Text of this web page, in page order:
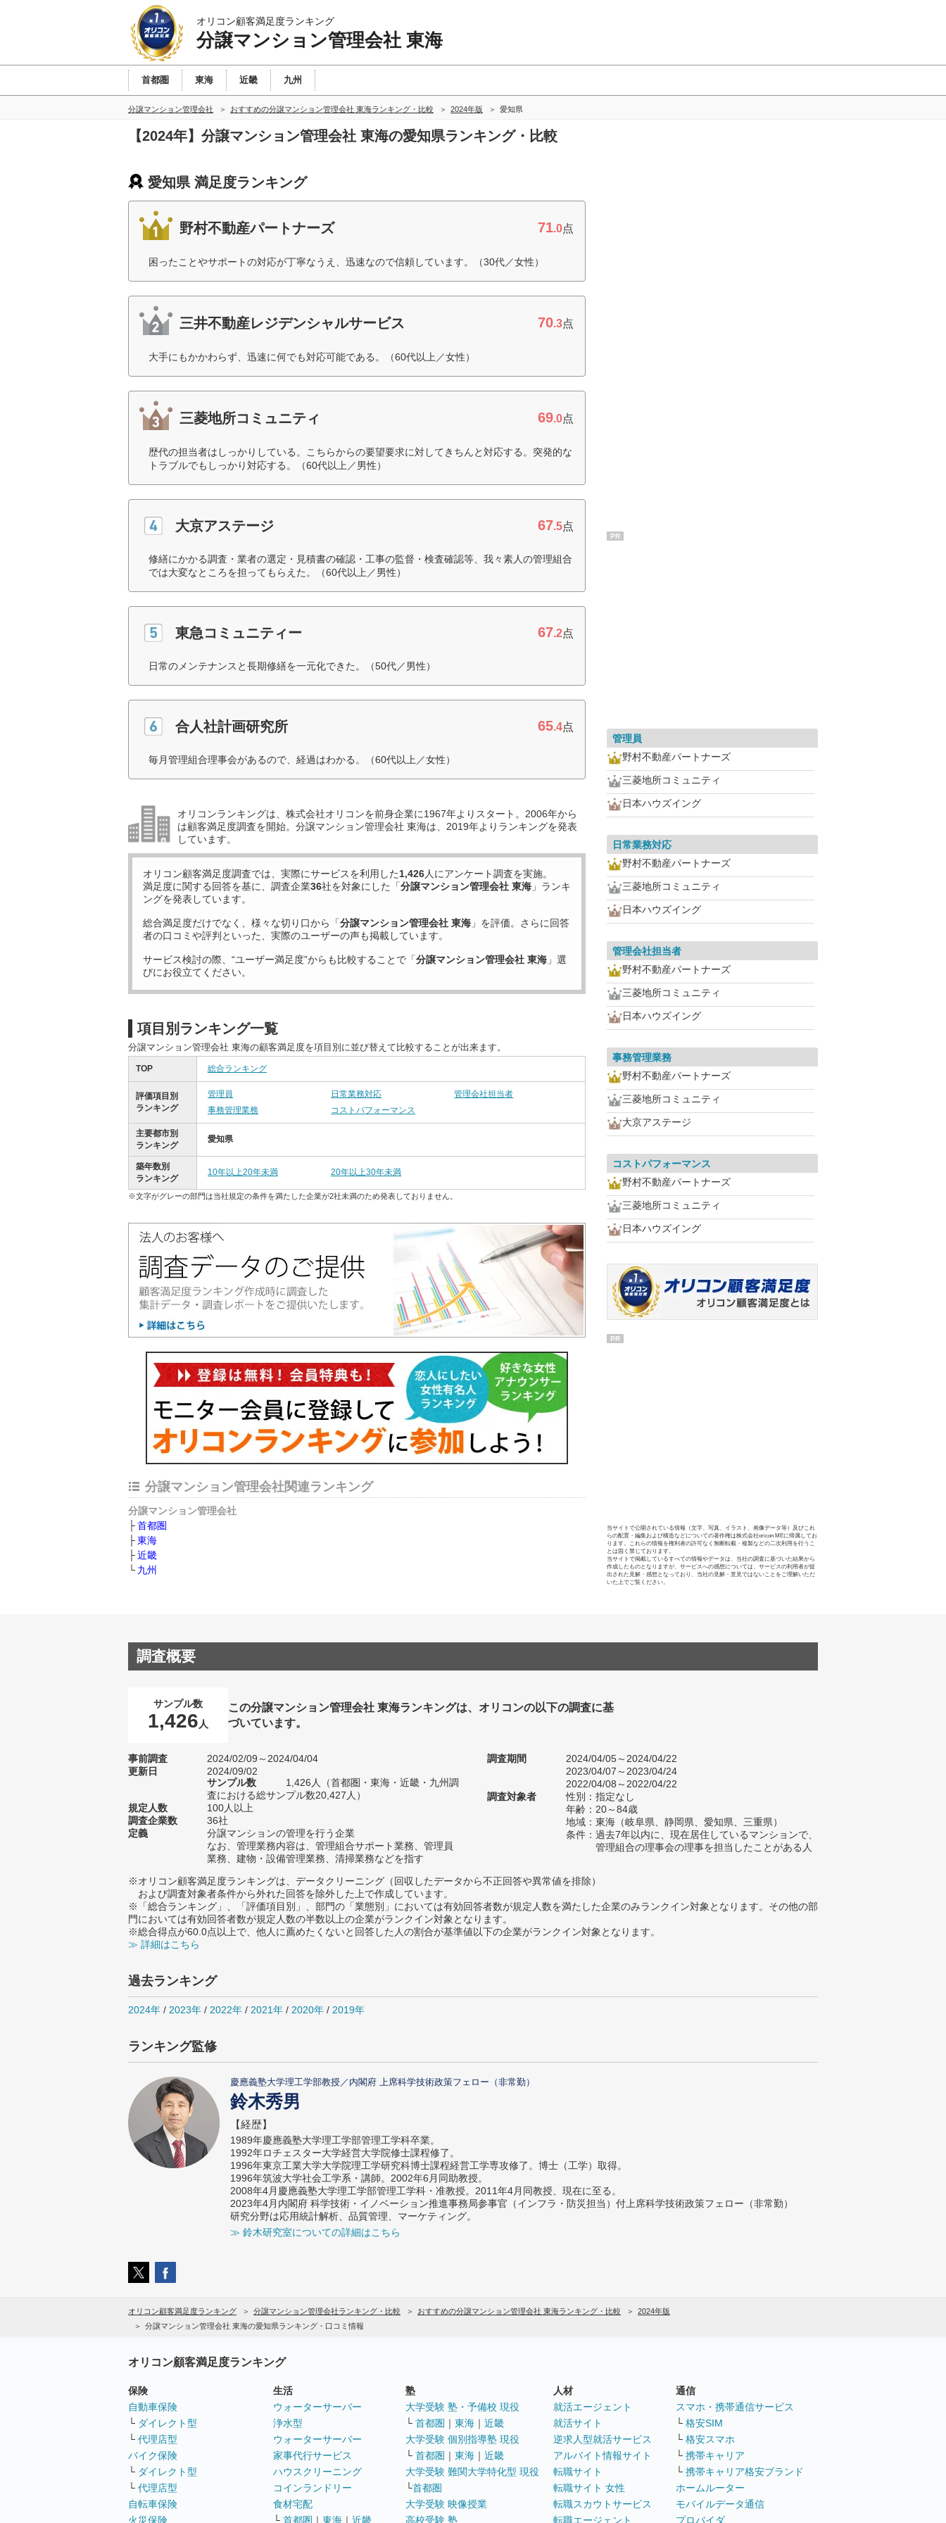
オリコン顧客満足度ランキング
分譲マンション管理会社 東海
首都圏 東海 近畿 九州
分譲マンション管理会社 おすすめの分譲マンション管理会社 東海ランキング・比較 2024年版 愛知県
【2024年】分譲マンション管理会社 東海の愛知県ランキング・比較
愛知県 満足度ランキング
野村不動産パートナーズ 71.0点
困ったことやサポートの対応が丁寧なうえ、迅速なので信頼しています。（30代／女性）
三井不動産レジデンシャルサービス 70.3点
大手にもかかわらず、迅速に何でも対応可能である。（60代以上／女性）
三菱地所コミュニティ 69.0点
歴代の担当者はしっかりしている。こちらからの要望要求に対してきちんと対応する。突発的な
トラブルでもしっかり対応する。（60代以上／男性）
大京アステージ 67.5点
修繕にかかる調査・業者の選定・見積書の確認・工事の監督・検査確認等、我々素人の管理組合
では大変なところを担ってもらえた。（60代以上／男性）
東急コミュニティー 67.2点
日常のメンテナンスと長期修繕を一元化できた。（50代／男性）
合人社計画研究所 65.4点
毎月管理組合理事会があるので、経過はわかる。（60代以上／女性）
オリコンランキングは、株式会社オリコンを前身企業に1967年よりスタート。2006年から
は顧客満足度調査を開始。分譲マンション管理会社 東海は、2019年よりランキングを発表
しています。
オリコン顧客満足度調査では、実際にサービスを利用した1,426人にアンケート調査を実施。
満足度に関する回答を基に、調査企業36社を対象にした「分譲マンション管理会社 東海 」ランキ
ングを発表しています。
総合満足度だけでなく、様々な切り口から「分譲マンション管理会社 東海 」を評価。さらに回答
者の口コミや評判といった、実際のユーザーの声も掲載しています。
サービス検討の際、“ユーザー満足度”からも比較することで「分譲マンション管理会社 東海 」選
びにお役立てください。
項目別ランキング一覧
分譲マンション管理会社 東海の顧客満足度を項目別に並び替えて比較することが出来ます。
TOP 総合ランキング
評価項目別
ランキング
管理員 日常業務対応
管理会社担当者
事務管理業務
コストパフォーマンス
主要都市別
ランキング
愛知県
築年数別
ランキング
10年以上20年未満 20年以上30年未満
※文字がグレーの部門は当社規定の条件を満たした企業が2社未満のため発表しておりません。
分譲マンション管理会社関連ランキング
分譲マンション管理会社
首都圏
東海
近畿
九州
PR
管理員
野村不動産パートナーズ
三菱地所コミュニティ
日本ハウズイング
日常業務対応
野村不動産パートナーズ
三菱地所コミュニティ
日本ハウズイング
管理会社担当者
野村不動産パートナーズ
三菱地所コミュニティ
日本ハウズイング
事務管理業務
野村不動産パートナーズ
三菱地所コミュニティ
大京アステージ
コストパフォーマンス
野村不動産パートナーズ
三菱地所コミュニティ
日本ハウズイング
PR
当サイトで公開されている情報（文字、写真、イラスト、画像データ等）及びこれ
らの配置・編集および構造などについての著作権は株式会社oricon MEに帰属してお
ります。これらの情報を権利者の許可なく無断転載・複製などの二次利用を行うこ
とは固く禁じております。
当サイトで掲載しているすべての情報やデータは、当社の調査に基づいた結果から
作成したものとなりますが、サービスへの感想については、サービスの利用者が提
出された見解・感想となっており、当社の見解・意見ではないことをご理解いただ
いた上でご覧ください。
調査概要
サンプル数
1,426 人
この分譲マンション管理会社 東海ランキングは、オリコンの以下の調査に基
づいています。
事前調査
2024/02/09～2024/04/04
更新日
2024/09/02
サンプル数
1,426人（首都圏・東海・近畿・九州調
査における総サンプル数20,427人）
規定人数
100人以上
調査企業数
36社
定義
分譲マンションの管理を行う企業
なお、管理業務内容は、管理組合サポート業務、管理員
業務、建物・設備管理業務、清掃業務などを指す
調査期間
2024/04/05～2024/04/22
2023/04/07～2023/04/24
2022/04/08～2022/04/22
調査対象者
性別：指定なし
年齢：20～84歳
地域：東海（岐阜県、静岡県、愛知県、三重県）
条件：過去7年以内に、現在居住しているマンションで、
管理組合の理事会の理事を担当したことがある人
※オリコン顧客満足度ランキングは、データクリーニング（回収したデータから不正回答や異常値を排除）
および調査対象者条件から外れた回答を除外した上で作成しています。
※「総合ランキング」、「評価項目別」、部門の「業態別」においては有効回答者数が規定人数を満たした企業のみランクイン対象となります。その他の部
門においては有効回答者数が規定人数の半数以上の企業がランクイン対象となります。
※総合得点が60.0点以上で、他人に薦めたくないと回答した人の割合が基準値以下の企業がランクイン対象となります。
≫ 詳細はこちら
過去ランキング
2024年 / 2023年 / 2022年 / 2021年 / 2020年 / 2019年
ランキング監修
慶應義塾大学理工学部教授／内閣府 上席科学技術政策フェロー（非常勤）
鈴木秀男
【経歴】
1989年慶應義塾大学理工学部管理工学科卒業。
1992年ロチェスター大学経営大学院修士課程修了。
1996年東京工業大学大学院理工学研究科博士課程経営工学専攻修了。博士（工学）取得。
1996年筑波大学社会工学系・講師。2002年6月同助教授。
2008年4月慶應義塾大学理工学部管理工学科・准教授。2011年4月同教授、現在に至る。
2023年4月内閣府 科学技術・イノベーション推進事務局参事官（インフラ・防災担当）付上席科学技術政策フェロー（非常勤）
研究分野は応用統計解析、品質管理、マーケティング。
≫ 鈴木研究室についての詳細はこちら
オリコン顧客満足度ランキング 分譲マンション管理会社ランキング・比較 おすすめの分譲マンション管理会社 東海ランキング・比較
2024年版
分譲マンション管理会社 東海の愛知県ランキング・口コミ情報
オリコン顧客満足度ランキング
保険
自動車保険
└ ダイレクト型
└ 代理店型
バイク保険
└ ダイレクト型
└ 代理店型
自転車保険
火災保険
生活
ウォーターサーバー
浄水型
ウォーターサーバー
家事代行サービス
ハウスクリーニング
コインランドリー
食材宅配
└ 首都圏 ｜ 東海 ｜ 近畿
塾
大学受験 塾・予備校 現役
└ 首都圏 ｜ 東海 ｜ 近畿
大学受験 個別指導塾 現役
└ 首都圏 ｜ 東海 ｜ 近畿
大学受験 難関大学特化型 現役
└首都圏
大学受験 映像授業
高校受験 塾
人材
就活エージェント
就活サイト
逆求人型就活サービス
アルバイト情報サイト
転職サイト
転職サイト 女性
転職スカウトサービス
転職エージェント
通信
スマホ・携帯通信サービス
└ 格安SIM
└ 格安スマホ
└ 携帯キャリア
└ 携帯キャリア格安ブランド
ホームルーター
モバイルデータ通信
プロバイダ